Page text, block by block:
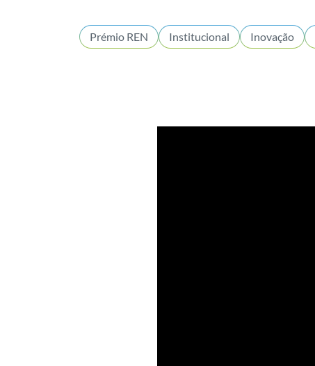
Prémio REN Institucional Inovação